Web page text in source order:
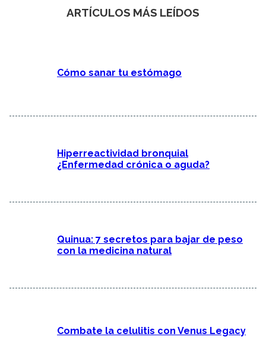
ARTÍCULOS MÁS LEÍDOS
Cómo sanar tu estómago
Hiperreactividad bronquial
¿Enfermedad crónica o aguda?
Quinua: 7 secretos para bajar de peso
con la medicina natural
Combate la celulitis con Venus Legacy